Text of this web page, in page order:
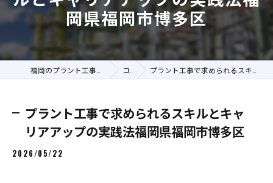
岡県福岡市博多区
コラム プラント工事で求められるスキルとキャリアアップの実践法福岡県福岡市博多区
プラント工事で求められるスキルとキャ
リアアップの実践法福岡県福岡市博多区
2026/05/22